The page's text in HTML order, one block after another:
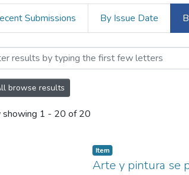
Submissions By Issue Date
Arte y Ciencia by
browse results
1 - 20 of 20
Item
Arte y pintura se